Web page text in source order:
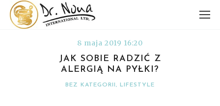
8 maja 2019 16:20
JAK SOBIE RADZIĆ Z
ALERGIĄ NA PYŁKI?
BEZ KATEGORII , LIFESTYLE